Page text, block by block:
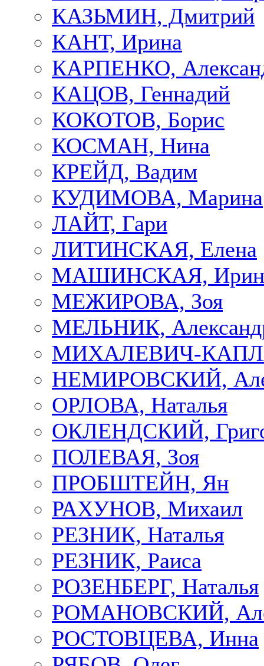
КАЗЬМИН, Дмитрий
КАНТ, Ирина
КАРПЕНКО,
КАЦОВ, Геннадий
КОКОТОВ, Борис
КОСМАН, Нина
КРЕЙД, Вадим
КУДИМОВА, Марина
ЛАЙТ, Гари
ЛИТИНСКАЯ, Елена
МАШИНСКАЯ,
МЕЖИРОВА, Зоя
МЕЛЬНИК,
МИХАЛЕВИЧ-
НЕМИРОВСКИЙ,
ОРЛОВА, Наталья
ОКЛЕНДСКИЙ,
ПОЛЕВАЯ, Зоя
ПРОБШТЕЙН, Ян
РАХУНОВ, Михаил
РЕЗНИК, Наталья
РЕЗНИК, Раиса
РОЗЕНБЕРГ, Наталья
РОМАНОВСКИЙ,
РОСТОВЦЕВА, Инна